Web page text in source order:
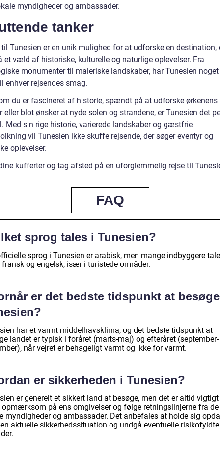
myndigheder og ambassader.
tanker
til Tunesien er en unik mulighed for at udforske en destination,
et væld af historiske, kulturelle og naturlige oplevelser. Fra
monumenter til maleriske landskaber, har Tunesien
enhver rejsendes smag.
du er fascineret af historie, spændt på at udforske ørkenens
eller blot ønsker at nyde solen og strandene, er Tunesien det
Med sin rige historie, varierede landskaber og gæstfrie
vil Tunesien ikke skuffe rejsende, der søger eventyr og
oplevelser.
kufferter og tag afsted på en uforglemmelig rejse til
FAQ
sprog tales i Tunesien?
sprog i Tunesien er arabisk, men mange indbyggere
fransk og engelsk, især i turistede områder.
er det bedste tidspunkt at besøge
har et varmt middelhavsklima, og det bedste tidspunkt at
landet er typisk i foråret (marts-maj) og efteråret (september-
når vejret er behageligt varmt og ikke for varmt.
er sikkerheden i Tunesien?
er generelt et sikkert land at besøge, men det er altid
på ens omgivelser og følge retningslinjerne fra de
myndigheder og ambassader. Det anbefales at holde sig
aktuelle sikkerhedssituation og undgå eventuelle risikofyldte